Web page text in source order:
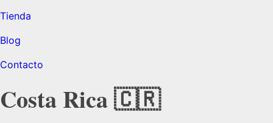
Tienda
Blog
Contacto
Costa Rica 🇨🇷